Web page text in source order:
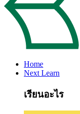
Home
Next Learn
เรียนอะไร